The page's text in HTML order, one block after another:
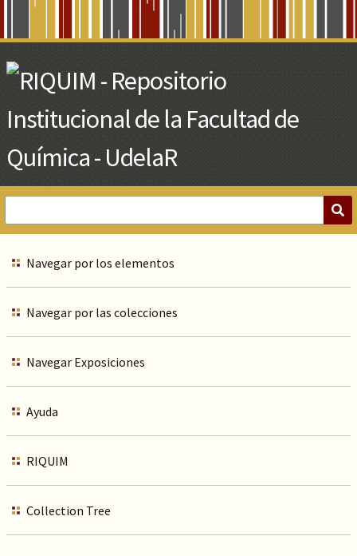
Main
Content
Navegar por los elementos
Navegar por las colecciones
Navegar Exposiciones
Ayuda
RIQUIM
Collection Tree